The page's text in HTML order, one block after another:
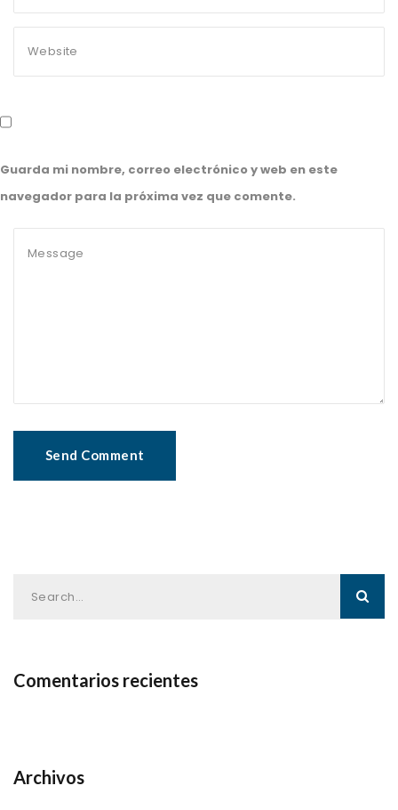
Guarda mi nombre, correo electrónico y web en este
navegador para la próxima vez que comente.
Comentarios recientes
Archivos